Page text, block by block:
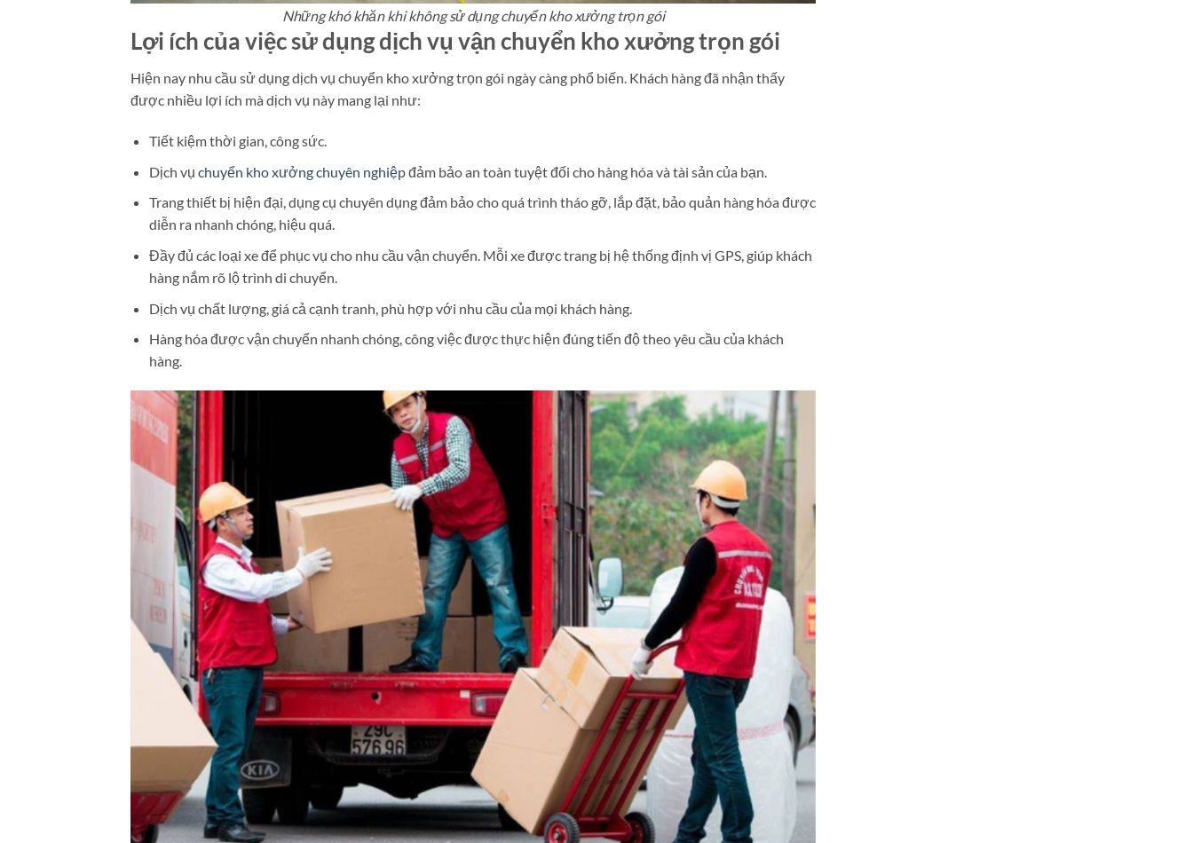
Những khó khăn khi không sử dụng chuyển kho xưởng trọn gói
Lợi ích của việc sử dụng dịch vụ vận chuyển kho xưởng trọn gói
Hiện nay nhu cầu sử dụng dịch vụ chuyển kho xưởng trọn gói ngày càng phổ biến. Khách hàng đã nhận thấy
được nhiều lợi ích mà dịch vụ này mang lại như:
Tiết kiệm thời gian, công sức.
Dịch vụ chuyển kho xưởng chuyên nghiệpđảm bảo an toàn tuyệt đối cho hàng hóa và tài sản của bạn.
Trang thiết bị hiện đại, dụng cụ chuyên dụng đảm bảo cho quá trình tháo gỡ, lắp đặt, bảo quản hàng hóa được
diễn ra nhanh chóng, hiệu quá.
Đầy đủ các loại xe để phục vụ cho nhu cầu vận chuyển. Mỗi xe được trang bị hệ thống định vị GPS, giúp khách
hàng nắm rõ lộ trình di chuyển.
Dịch vụ chất lượng, giá cả cạnh tranh, phù hợp với nhu cầu của mọi khách hàng.
Hàng hóa được vận chuyển nhanh chóng, công việc được thực hiện đúng tiến độ theo yêu cầu của khách
hàng.